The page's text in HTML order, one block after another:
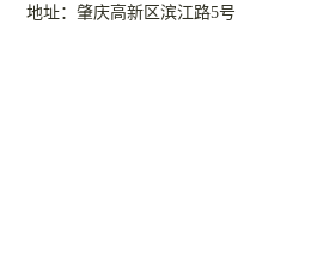
地址：肇庆高新区滨江路5号